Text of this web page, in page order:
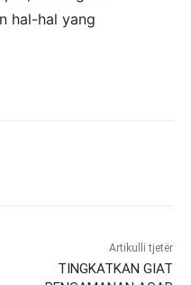
hal-hal yang
Artikulli tjetër
TINGKATKAN GIAT